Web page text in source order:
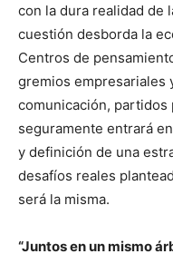
con la dura realidad de
cuestión desborda la
Centros de
gremios empresariales
comunicación,
seguramente entrará
y definición de una
desafíos reales
será la misma.
“Juntos en un mismo